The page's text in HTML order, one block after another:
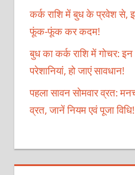
कर्क राशि में बुध के प्रवेश से,
फूंक-फूंक कर कदम!
बुध का कर्क राशि में गोचर:
परेशानियां, हो जाएं सावधान!
पहला सावन सोमवार व्रत:
व्रत, जानें नियम एवं पूजा विधि!